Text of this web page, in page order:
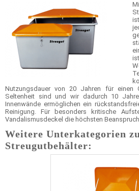
Nutzungsdauer von 20 Jahren für einen
Seltenheit sind und wir dadurch 10
Innenwände ermöglichen ein
Reinigung. Für besonders kritische
Vandalismusdeckel die höchsten
Weitere Unterkategorien zu
Streugutbehälter: